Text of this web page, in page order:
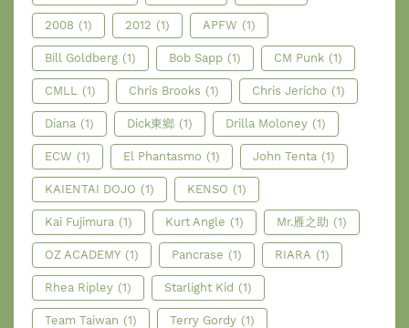
2008 (1) 2012 (1) APFW (1)
Bill Goldberg (1) Bob Sapp (1) CM Punk (1)
CMLL (1) Chris Brooks (1) Chris Jericho (1)
Diana (1) Dick東鄉 (1) Drilla Moloney (1)
ECW (1) El Phantasmo (1) John Tenta (1)
KAIENTAI DOJO (1) KENSO (1)
Kai Fujimura (1) Kurt Angle (1) Mr.雁之助 (1)
OZ ACADEMY (1) Pancrase (1) RIARA (1)
Rhea Ripley (1) Starlight Kid (1)
Team Taiwan (1) Terry Gordy (1)